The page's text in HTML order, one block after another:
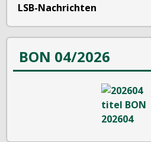
LSB-Nachrichten
BON 04/2026